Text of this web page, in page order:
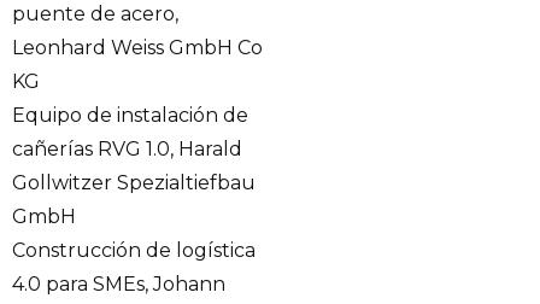
puente de acero,
Leonhard Weiss GmbH Co
KG
Equipo de instalación de
cañerías RVG 1.0, Harald
Gollwitzer Spezialtiefbau
GmbH
Construcción de logística
4.0 para SMEs, Johann